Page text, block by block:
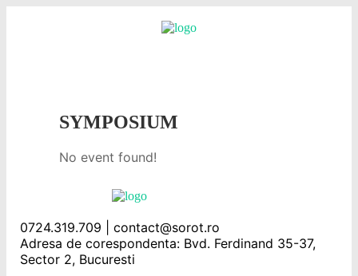
SYMPOSIUM
No event found!
0724.319.709 | contact@sorot.ro
Adresa de corespondenta: Bvd. Ferdinand 35-37,
Sector 2, Bucuresti